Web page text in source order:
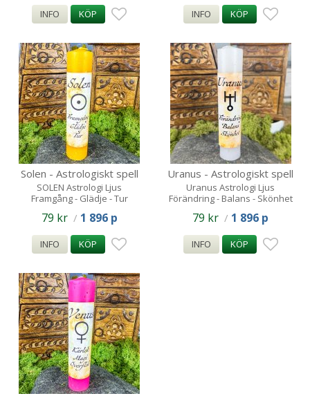
INFO KÖP INFO KÖP
Solen - Astrologiskt spell
candle
SOLEN Astrologi Ljus
Framgång - Glädje - Tur
79 kr / 1 896 p
INFO KÖP
Uranus - Astrologiskt spell
candle
Uranus Astrologi Ljus
Förändring - Balans - Skönhet
79 kr / 1 896 p
INFO KÖP